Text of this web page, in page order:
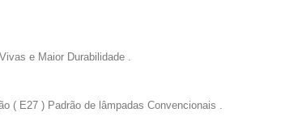
e Maior Durabilidade .
( E27 ) Padrão de lâmpadas Convencionais .